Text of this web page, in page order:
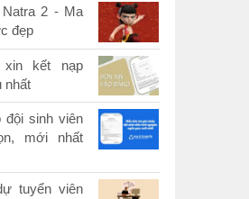
2 - Ma
đẹp
xin kết nạp
nhất
đội sinh viên
mới nhất
tuyển viên